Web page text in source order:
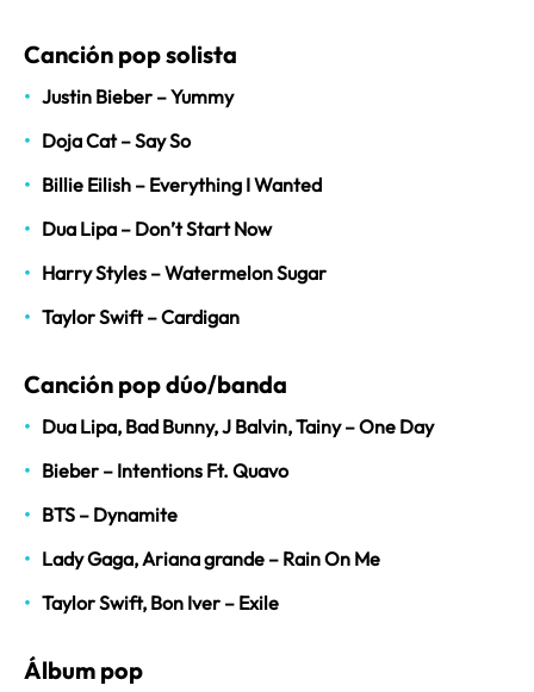
Canción pop solista
Justin Bieber – Yummy
Doja Cat – Say So
Billie Eilish – Everything I Wanted
Dua Lipa – Don’t Start Now
Harry Styles – Watermelon Sugar
Taylor Swift – Cardigan
Canción pop dúo/banda
Dua Lipa, Bad Bunny, J Balvin, Tainy – One Day
Bieber – Intentions Ft. Quavo
BTS – Dynamite
Lady Gaga, Ariana grande – Rain On Me
Taylor Swift, Bon Iver – Exile
Álbum pop